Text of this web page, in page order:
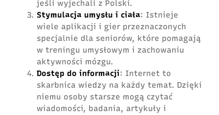
jeśli wyjechali z Polski.
Stymulacja umysłu i ciała: Istnieje
wiele aplikacji i gier przeznaczonych
specjalnie dla seniorów, które pomagają
w treningu umysłowym i zachowaniu
aktywności mózgu.
Dostęp do informacji: Internet to
skarbnica wiedzy na każdy temat. Dzięki
niemu osoby starsze mogą czytać
wiadomości, badania, artykuły i